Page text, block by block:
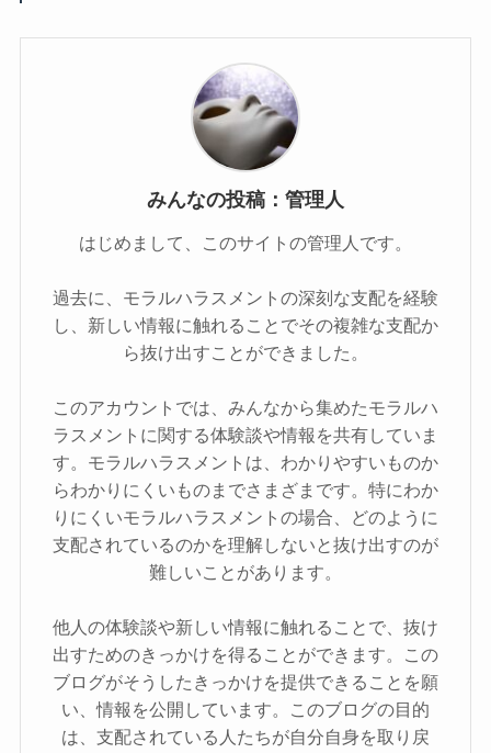
みんなの投稿：管理人
はじめまして、このサイトの管理人です。
過去に、モラルハラスメントの深刻な支配を経験
し、新しい情報に触れることでその複雑な支配か
ら抜け出すことができました。
このアカウントでは、みんなから集めたモラルハ
ラスメントに関する体験談や情報を共有していま
す。モラルハラスメントは、わかりやすいものか
らわかりにくいものまでさまざまです。特にわか
りにくいモラルハラスメントの場合、どのように
支配されているのかを理解しないと抜け出すのが
難しいことがあります。
他人の体験談や新しい情報に触れることで、抜け
出すためのきっかけを得ることができます。この
ブログがそうしたきっかけを提供できることを願
い、情報を公開しています。このブログの目的
は、支配されている人たちが自分自身を取り戻